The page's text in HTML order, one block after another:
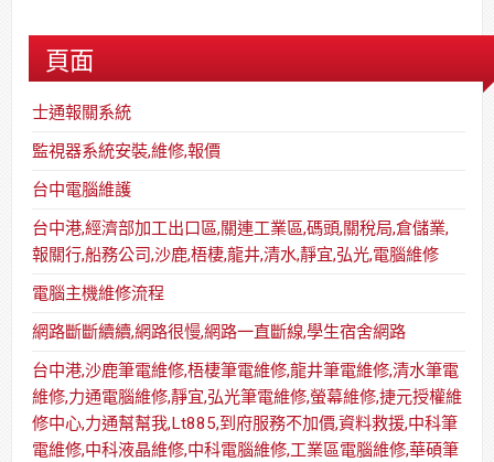
頁面
士通報關系統
監視器系統安裝,維修,報價
台中電腦維護
台中港,經濟部加工出口區,關連工業區,碼頭,關稅局,倉儲業,
報關行,船務公司,沙鹿,梧棲,龍井,清水,靜宜,弘光,電腦維修
電腦主機維修流程
網路斷斷續續,網路很慢,網路一直斷線,學生宿舍網路
台中港,沙鹿筆電維修,梧棲筆電維修,龍井筆電維修,清水筆電
維修,力通電腦維修,靜宜,弘光筆電維修,螢幕維修,捷元授權維
修中心,力通幫幫我,Lt885,到府服務不加價,資料救援,中科筆
電維修,中科液晶維修,中科電腦維修,工業區電腦維修,華碩筆